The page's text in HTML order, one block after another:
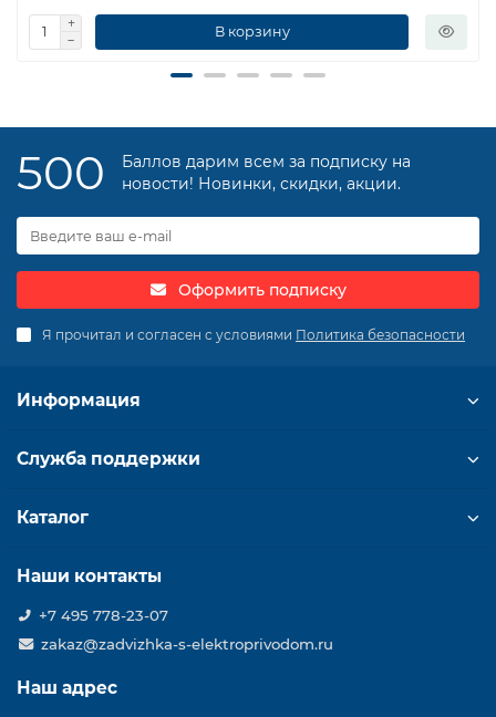
В корзину
500
Баллов дарим всем за подписку на
новости! Новинки, скидки, акции.
Оформить подписку
Я прочитал и согласен с условиями Политика безопасности
Информация
Служба поддержки
Каталог
Наши контакты
+7 495 778-23-07
zakaz@zadvizhka-s-elektroprivodom.ru
Наш адрес